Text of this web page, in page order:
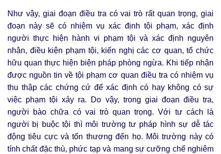
Như vậy, giai đoạn điều tra có vai trò rất quan trọng, giai
đoạn này sẽ có nhiệm vụ xác định tội phạm, xác định
người thực hiện hành vi phạm tội và xác định nguyên
nhân, điều kiện phạm tội, kiến nghị các cơ quan, tổ chức
hữu quan thực hiện biện pháp phòng ngừa. Khi tiếp nhận
được nguồn tin về tội phạm cơ quan điều tra có nhiệm vụ
thu thập các chứng cứ để xác định có hay không có sự
việc phạm tội xảy ra. Do vậy, trong giai đoạn điều tra,
người bào chữa có vai trò quan trọng. Với tư cách là
người bị buộc tội thì môi trường tư pháp hình sự dễ tác
động tiêu cực và tổn thương đến họ. Môi trường này có
tính chất đặc thù, phức tạp và mang sự cưỡng chế nghiêm